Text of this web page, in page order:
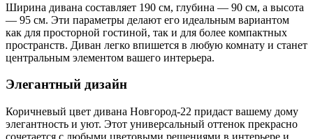
Ширина дивана составляет 190 см, глубина — 90 см, а высота
— 95 см. Эти параметры делают его идеальным вариантом
как для просторной гостиной, так и для более компактных
пространств. Диван легко впишется в любую комнату и станет
центральным элементом вашего интерьера.
Элегантный дизайн
Коричневый цвет дивана Новгород-22 придаст вашему дому
элегантность и уют. Этот универсальный оттенок прекрасно
сочетается с любыми цветовыми решениями в интерьере и